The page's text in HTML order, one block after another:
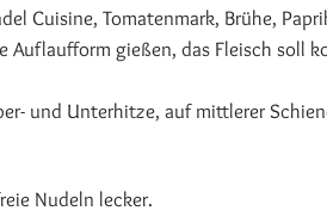
Cuisine, Tomatenmark, Brühe,
Auflaufform gießen, das Fleisch soll
und Unterhitze, auf mittlerer
Nudeln lecker.